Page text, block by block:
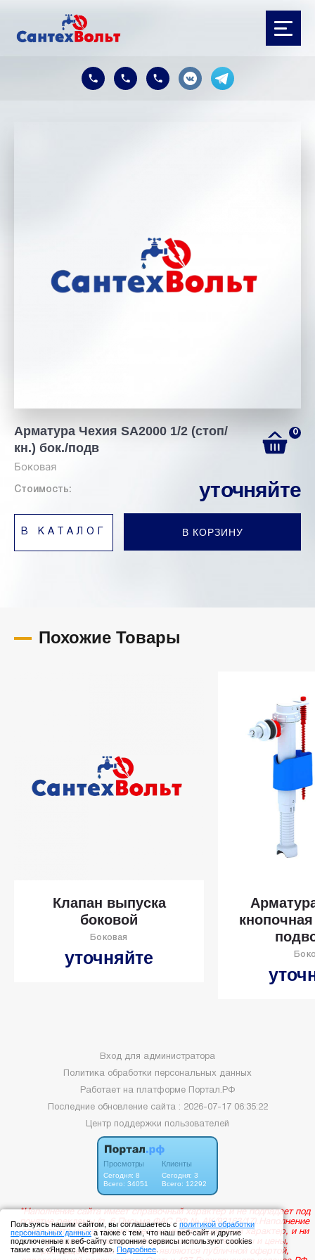
Пользуясь нашим сайтом, вы соглашаетесь с политикой обработки
персональных данных а также с тем, что наш веб-сайт и другие
подключенные к веб-сайту сторонние сервисы используют cookies
такие как «Яндекс Метрика». Подробнее
Арматура Чехия SA2000 1/2 (стоп/
кн.) бок./подв
Боковая
0
Стоимость: уточняйте
В КАТАЛОГ В КОРЗИНУ
Похожие Товары
Клапан выпуска
боковой
Боковая
уточняйте
Вход для администратора
Политика обработки персональных данных
Работает на платформе
Портал.РФ
Последние обновление сайта : 2026-07-17 06:35:22
Центр поддержки пользователей